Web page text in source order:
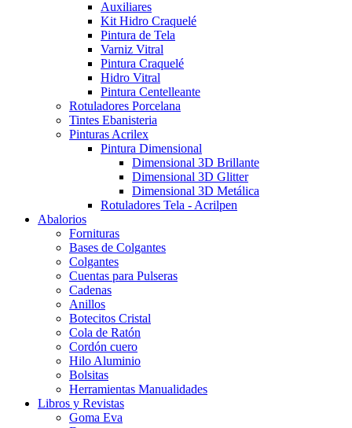
Auxiliares
Kit Hidro Craquelé
Pintura de Tela
Varniz Vitral
Pintura Craquelé
Hidro Vitral
Pintura Centelleante
Rotuladores Porcelana
Tintes Ebanisteria
Pinturas Acrilex
Pintura Dimensional
Dimensional 3D Brillante
Dimensional 3D Glitter
Dimensional 3D Metálica
Rotuladores Tela - Acrilpen
Abalorios
Fornituras
Bases de Colgantes
Colgantes
Cuentas para Pulseras
Cadenas
Anillos
Botecitos Cristal
Cola de Ratón
Cordón cuero
Hilo Aluminio
Bolsitas
Herramientas Manualidades
Libros y Revistas
Goma Eva